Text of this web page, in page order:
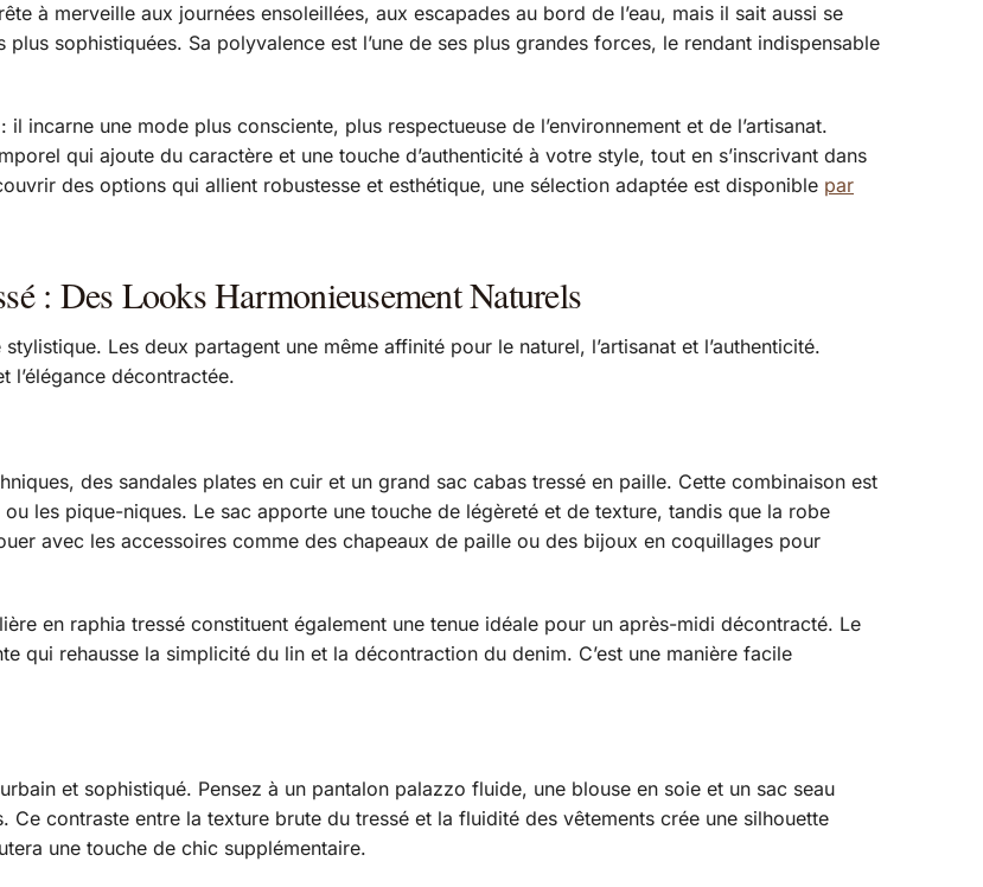
à merveille aux journées ensoleillées, aux escapades au bord de l’eau, mais il sait aussi se
sophistiquées. Sa polyvalence est l’une de ses plus grandes forces, le rendant indispensable
incarne une mode plus consciente, plus respectueuse de l’environnement et de l’artisanat.
qui ajoute du caractère et une touche d’authenticité à votre style, tout en s’inscrivant dans
des options qui allient robustesse et esthétique, une sélection adaptée est disponible par
: Des Looks Harmonieusement Naturels
Les deux partagent une même affinité pour le naturel, l’artisanat et l’authenticité.
l’élégance décontractée.
des sandales plates en cuir et un grand sac cabas tressé en paille. Cette combinaison est
les pique-niques. Le sac apporte une touche de légèreté et de texture, tandis que la robe
avec les accessoires comme des chapeaux de paille ou des bijoux en coquillages pour
en raphia tressé constituent également une tenue idéale pour un après-midi décontracté. Le
qui rehausse la simplicité du lin et la décontraction du denim. C’est une manière facile
et sophistiqué. Pensez à un pantalon palazzo fluide, une blouse en soie et un sac seau
contraste entre la texture brute du tressé et la fluidité des vêtements crée une silhouette
une touche de chic supplémentaire.